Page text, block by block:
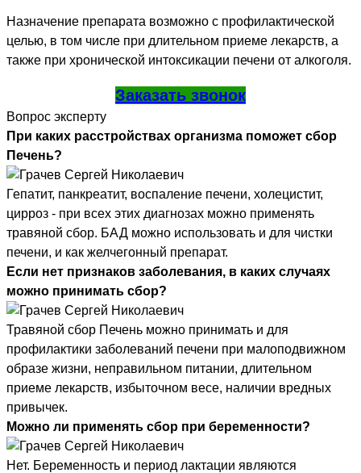
Назначение препарата возможно с профилактической
целью, в том числе при длительном приеме лекарств, а
также при хронической интоксикации печени от алкоголя.
Заказать звонок
Вопрос эксперту
При каких расстройствах организма поможет сбор
Печень?
Гепатит, панкреатит, воспаление печени, холецистит,
цирроз - при всех этих диагнозах можно применять
травяной сбор. БАД можно использовать и для чистки
печени, и как желчегонный препарат.
Если нет признаков заболевания, в каких случаях
можно принимать сбор?
Травяной сбор Печень можно принимать и для
профилактики заболеваний печени при малоподвижном
образе жизни, неправильном питании, длительном
приеме лекарств, избыточном весе, наличии вредных
привычек.
Можно ли применять сбор при беременности?
Нет. Беременность и период лактации являются